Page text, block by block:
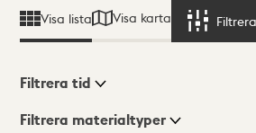
Visa lista Visa karta Filtrera
Visningsläge
Filtrera tid
Filtrera materialtyper